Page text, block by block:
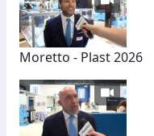
Y
C
H
Moretto - Plast 2026